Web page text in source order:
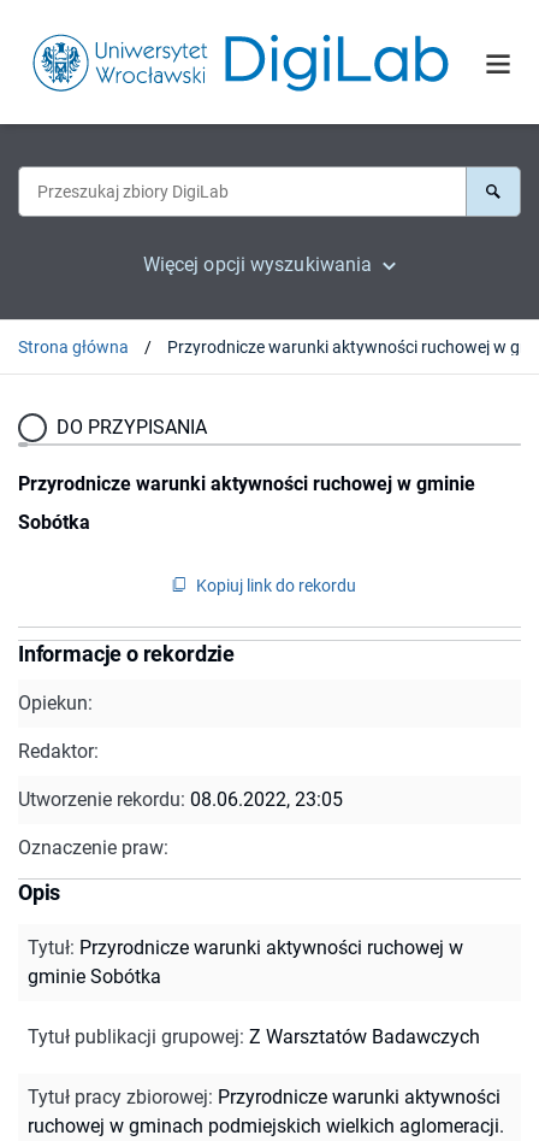
Więcej opcji wyszukiwania
Strona główna
DO PRZYPISANIA
Przyrodnicze warunki aktywności ruchowej w gminie
Sobótka
Kopiuj link do rekordu
Informacje o rekordzie
Opiekun:
Redaktor:
Utworzenie rekordu: 08.06.2022, 23:05
Oznaczenie praw:
Opis
Tytuł: Przyrodnicze warunki aktywności ruchowej w
gminie Sobótka
Tytuł publikacji grupowej: Z Warsztatów Badawczych
Tytuł pracy zbiorowej: Przyrodnicze warunki aktywności
ruchowej w gminach podmiejskich wielkich aglomeracji.